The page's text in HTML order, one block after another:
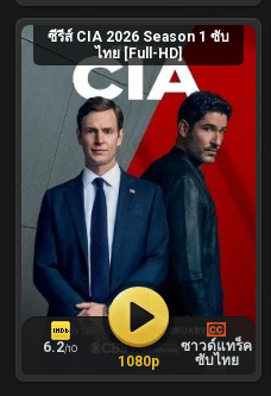
ซีรีส์ CIA 2026 Season 1 ซับ
ไทย [Full-HD]
6.2/10
ซาวด์แทร็ค
ซับไทย
1080p